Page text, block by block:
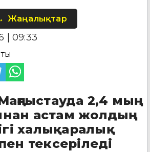
Жаңалықтар
| 09:33
2,4 мың
астам жолдың
халықаралық
тексеріледі